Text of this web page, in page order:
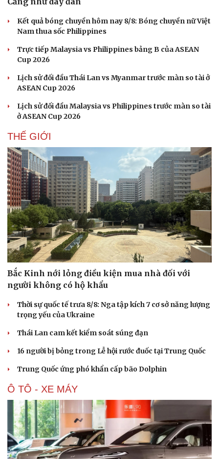
Sức khỏe
Dinh dưỡng - món ngon
Cây thuốc
Nhi khoa
Nam khoa
Phòng mạch online
Ăn sạch sống khỏe
Nhà đẹp
Blog
Kết quả bóng chuyền hôm nay 8/8: Bóng chuyền nữ Việt
Nam thua sốc Philippines
Trực tiếp Malaysia vs Philippines bảng B của ASEAN
Cup 2026
Lịch sử đối đầu Thái Lan vs Myanmar trước màn so tài ở
ASEAN Cup 2026
Lịch sử đối đầu Malaysia vs Philippines trước màn so tài
ở ASEAN Cup 2026
THẾ GIỚI
Bắc Kinh nới lỏng điều kiện mua nhà đối với
người không có hộ khẩu
Thời sự quốc tế trưa 8/8: Nga tập kích 7 cơ sở năng lượng
trọng yếu của Ukraine
Thái Lan cam kết kiểm soát súng đạn
16 người bị bỏng trong Lễ hội rước đuốc tại Trung Quốc
Trung Quốc ứng phó khẩn cấp bão Dolphin
Ô TÔ - XE MÁY